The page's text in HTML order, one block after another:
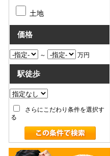
土地
価格
～ 万円
駅徒歩
さらにこだわり条件を選択す
る